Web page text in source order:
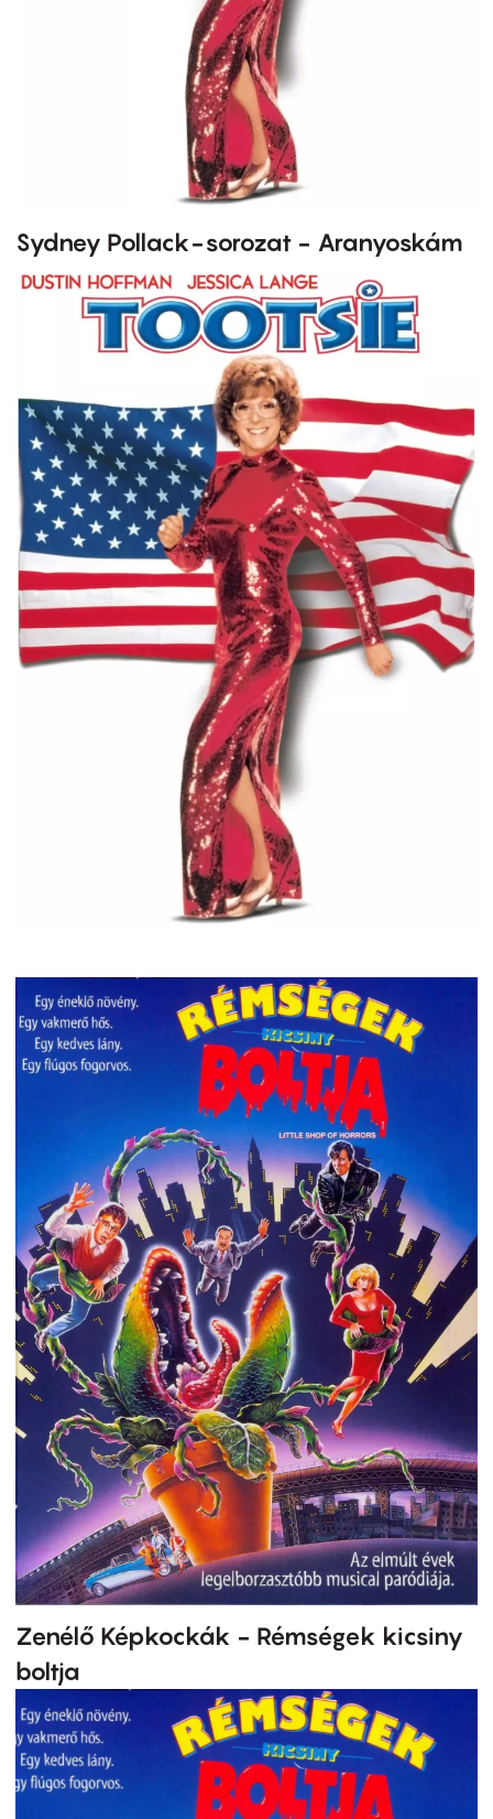
Sydney Pollack-sorozat - Aranyoskám
Zenélő Képkockák - Rémségek kicsiny
boltja